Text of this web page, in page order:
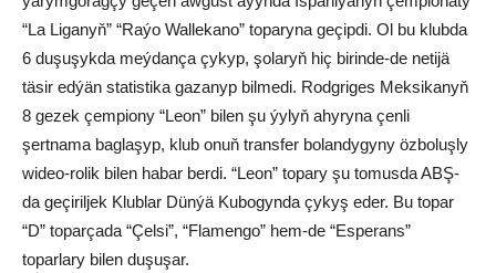
“La Liganyň” “Raýo Wallekano” toparyna geçipdi. Ol bu klubda
6 duşuşykda meýdança çykyp, şolaryň hiç birinde-de netijä
täsir edýän statistika gazanyp bilmedi. Rodgriges Meksikanyň
8 gezek çempiony “Leon” bilen şu ýylyň ahyryna çenli
şertnama baglaşyp, klub onuň transfer bolandygyny özboluşly
wideo-rolik bilen habar berdi. “Leon” topary şu tomusda ABŞ-
da geçiriljek Klublar Dünýä Kubogynda çykyş eder. Bu topar
“D” toparçada “Çelsi”, “Flamengo” hem-de “Esperans”
toparlary bilen duşuşar.